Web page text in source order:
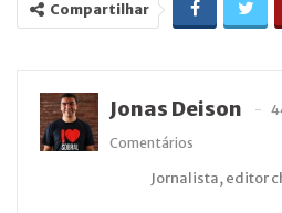
Compartilhar
Jonas Deison
Comentários
Jornalista, editor